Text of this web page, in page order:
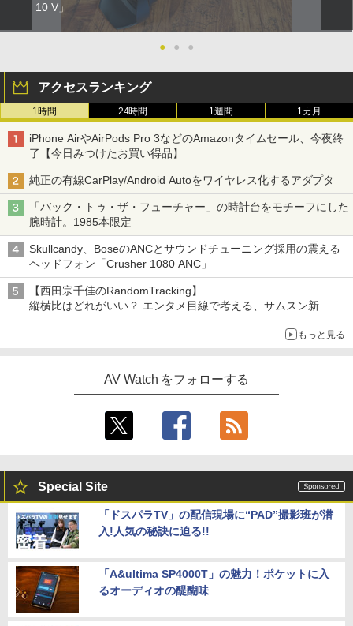
10 V」
● ● ●
アクセスランキング
1時間 24時間 1週間 1カ月
iPhone AirやAirPods Pro 3などのAmazonタイムセール、今夜終
了【今日みつけたお買い得品】
純正の有線CarPlay/Android Autoをワイヤレス化するアダプタ
「バック・トゥ・ザ・フューチャー」の時計台をモチーフにした
腕時計。1985本限定
Skullcandy、BoseのANCとサウンドチューニング採用の震える
ヘッドフォン「Crusher 1080 ANC」
【西田宗千佳のRandomTracking】
縦横比はどれがいい？ エンタメ目線で考える、サムスン新
もっと見る
AV Watch をフォローする
Special Site
「ドスパラTV」の配信現場に“PAD”撮影班が潜
入!人気の秘訣に迫る!!
「A&ultima SP4000T」の魅力！ポケットに入
るオーディオの醍醐味